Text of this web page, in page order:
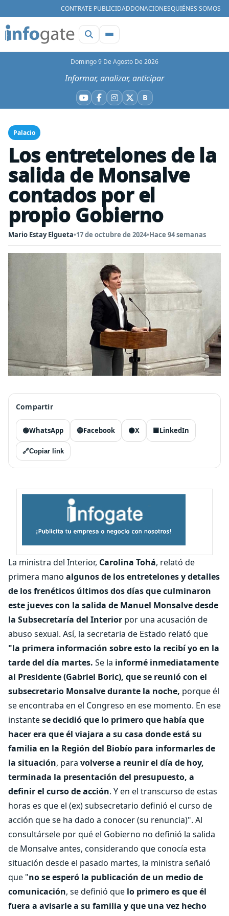
CONTRATE PUBLICIDADDONACIONESQUIÉNES SOMOS
Domingo 9 De Agosto De 2026
Informar, analizar, anticipar
YouTube
Facebook
Instagram
X BBluesky
Palacio
Los entretelones de la
salida de Monsalve
contados por el
propio Gobierno
Mario Estay Elgueta•17 de octubre de 2024•Hace 94 semanas
Compartir
🟢WhatsApp 🔵Facebook ⚫X 🟦LinkedIn
🔗Copiar link
La ministra del Interior, Carolina Tohá, relató de
primera mano algunos de los entretelones y detalles
de los frenéticos últimos dos días que culminaron
este jueves con la salida de Manuel Monsalve desde
la Subsecretaría del Interior por una acusación de
abuso sexual. Así, la secretaria de Estado relató que
"la primera información sobre esto la recibí yo en la
tarde del día martes. Se la informé inmediatamente
al Presidente (Gabriel Boric), que se reunió con el
subsecretario Monsalve durante la noche, porque él
se encontraba en el Congreso en ese momento. En ese
instantese decidió que lo primero que había que
hacer era que él viajara a su casa donde está su
familia en la Región del Biobío para informarles de
la situación, para volverse a reunir el día de hoy,
terminada la presentación del presupuesto, a
definir el curso de acción. Y en el transcurso de estas
horas es que el (ex) subsecretario definió el curso de
acción que se ha dado a conocer (su renuncia)". Al
consultársele por qué el Gobierno no definió la salida
de Monsalve antes, considerando que conocía esta
situación desde el pasado martes, la ministra señaló
que "no se esperó la publicación de un medio de
comunicación, se definió que lo primero es que él
fuera a avisarle a su familia y que una vez hecho